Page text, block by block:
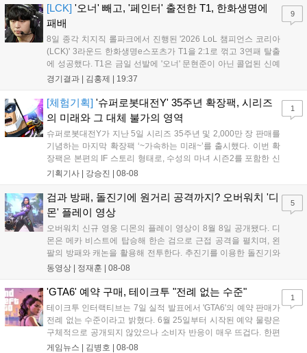
의성도 강화된다. 8월 11일까지 사용 가능한 교환 코드 3종이 제
공되며, 상세 일정은 공식 채널을 통해 확인할 수 있다....
[LCK] '오너' 빼고, '페인터' 출전한 T1, 한화생명에
패배
8일 종각 치지직 롤파크에서 진행된 '2026 LoL 챔피언스 코리아
(LCK)' 3라운드 한화생명e스포츠가 T1을 2:1로 꺾고 3연패 탈출
에 성공했다. T1은 금일 선발에 '오너' 문현준이 아닌 콜업된 신예
'페인터' 김은후를 투입했지만, 결국 1:2로 패배하고 말았다. T1은
을 빼냈다....
경기결과 | 김홍제 | 19:37
9
[체험기획] '슈퍼로봇대전Y' 35주년 확장팩, 시리즈
의 미래와 그 대체 불가의 영역
슈퍼로봇대전Y가 지난 5일 시리즈 35주년 및 2,000만 장 판매를
기념하는 마지막 확장팩 ‘~가속하는 미래~’를 출시했다. 이번 확
장팩은 본편의 IF 스토리 형태로, 수성의 마녀 시즌2를 포함한 신
규 참전작과 크로스오버 합체기를 선보이며 작품을 완결 짓는다.
하는 몰입감 있는 서사와 조합을 구현하며 시리즈의 미래를 향한
새로운 가능성을 제시했다....
기획기사 | 강승진 | 08-08
1
검과 방패, 돌진기에 원거리 공격까지? 오버워치 '디
몬' 플레이 영상
오버워치 신규 영웅 디몬의 플레이 영상이 8월 8일 공개됐다. 디
몬은 메카 비스트에 탑승해 한손 검으로 근접 공격을 펼치며, 왼
팔의 방패와 캐논을 활용해 전투한다. 추진기를 이용한 돌진기와
참격 형태의 궁극기를 보유했고, 메카 파괴 시 맨몸으로 기관총을
산의 영웅들 업데이트를 통해 정식 출시될 예정이다....
동영상 | 정재훈 | 08-08
5
'GTA6' 예약 구매, 테이크투 "전례 없는 수준"
테이크투 인터랙티브는 7일 실적 발표에서 'GTA6'의 예약 판매가
전례 없는 수준이라고 밝혔다. 6월 25일부터 시작된 예약 물량은
구체적으로 공개되지 않았으나 소비자 반응이 매우 뜨겁다. 한편
11월 19일 PS5와 Xbox 시리즈 X|S로 정식 출시될 예정이며, 록
게임뉴스 | 김병호 | 08-08
1